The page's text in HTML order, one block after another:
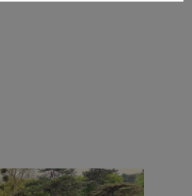
en bord de mer, la villa
et développe 323 m²
galerie avec toilettes